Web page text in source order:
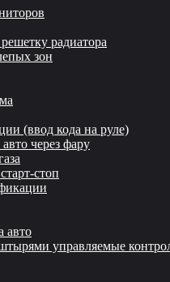
радиатора
зон
(ввод кода на руле)
через фару
стоп
авто
управляемые